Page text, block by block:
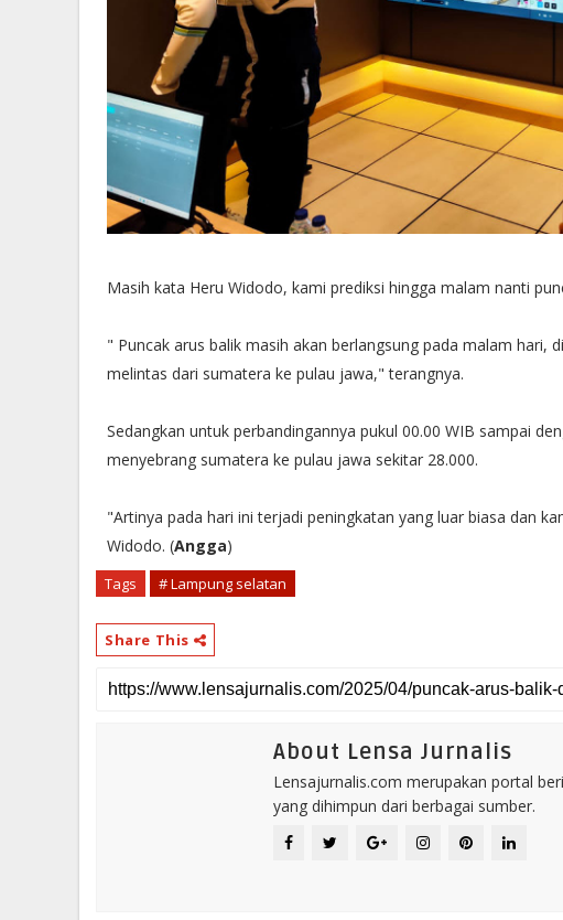
Masih kata Heru Widodo, kami prediksi hingga malam nanti
" Puncak arus balik masih akan berlangsung pada malam hari,
melintas dari sumatera ke pulau jawa," terangnya.
Sedangkan untuk perbandingannya pukul 00.00 WIB sampai
menyebrang sumatera ke pulau jawa sekitar 28.000.
"Artinya pada hari ini terjadi peningkatan yang luar biasa dan
Widodo. (Angga)
Tags # Lampung selatan
Share This
About Lensa Jurnalis
Lensajurnalis.com merupakan portal
yang dihimpun dari berbagai sumber.